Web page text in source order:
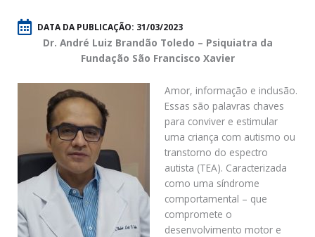
DATA DA PUBLICAÇÃO: 31/03/2023
Dr. André Luiz Brandão Toledo – Psiquiatra da
Fundação São Francisco Xavier
Amor, informação e inclusão.
Essas são palavras chaves
para conviver e estimular
uma criança com autismo ou
transtorno do espectro
autista (TEA). Caracterizada
como uma síndrome
comportamental – que
compromete o
desenvolvimento motor e